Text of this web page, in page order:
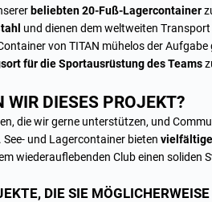
beliebten 20-Fuß-Lagercontainer
und dienen dem weltweiten
von TITAN mühelos der
für die Sportausrüstung des Teams
DIESES PROJEKT?
die wir gerne unterstützen, und
und Lagercontainer bieten
wiederauflebenden Club einen soliden
DIE SIE